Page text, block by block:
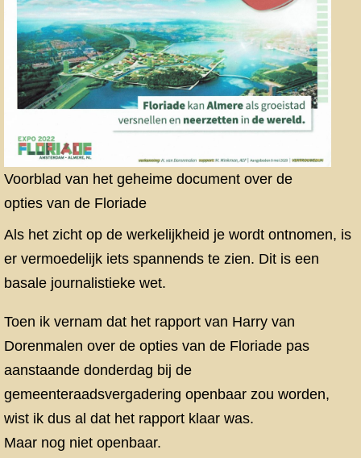
Voorblad van het geheime document over de
opties van de Floriade
Als het zicht op de werkelijkheid je wordt ontnomen, is
er vermoedelijk iets spannends te zien. Dit is een
basale journalistieke wet.
Toen ik vernam dat het rapport van Harry van
Dorenmalen over de opties van de Floriade pas
aanstaande donderdag bij de
gemeenteraadsvergadering openbaar zou worden,
wist ik dus al dat het rapport klaar was.
Maar nog niet openbaar.